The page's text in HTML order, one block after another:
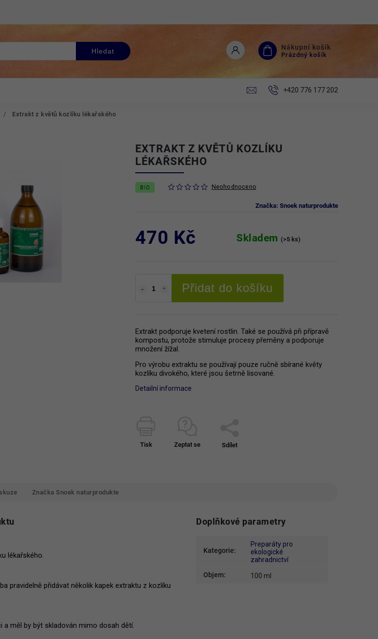
Hledat Nákupní košík
Prázdný košík
+420 776 177 202
/ Extrakt z květů kozlíku lékařského
EXTRAKT Z KVĚTŮ KOZLÍKU
LÉKAŘSKÉHO
BIO Neohodnoceno
Značka: Snoek naturprodukte
470 Kč Skladem (>5 ks)
Přidat do košíku
Extrakt podporuje kvetení rostlin. Také se používá při přípravě
kompostu, protože stimuluje procesy přeměny a podporuje
množení žížal.
Pro výrobu extraktu se používají pouze ručně sbírané květy
kozlíku divokého, které jsou šetrně lisované.
Detailní informace
Tisk Zeptat se Sdílet
Značka Snoek naturprodukte
lékařského.
pravidelně přidávat několik kapek extraktu z kozlíku
a měl by být skladován mimo dosah dětí.
Doplňkové parametry
Kategorie:
Preparáty pro
ekologické
zahradnictví
Objem: 100 ml